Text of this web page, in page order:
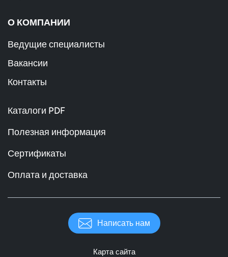
О КОМПАНИИ
Ведущие специалисты
Вакансии
Контакты
Каталоги PDF
Полезная информация
Сертификаты
Оплата и доставка
Написать нам
Карта сайта